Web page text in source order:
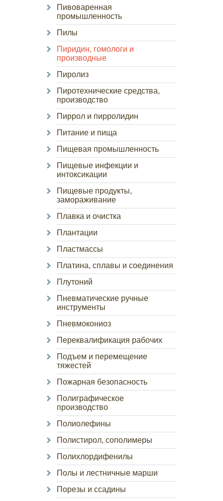
Пивоваренная
промышленность
Пилы
Пиридин, гомологи и
производные
Пиролиз
Пиротехнические средства,
производство
Пиррол и пирролидин
Питание и пища
Пищевая промышленность
Пищевые инфекции и
интоксикации
Пищевые продукты,
замораживание
Плавка и очистка
Плантации
Пластмассы
Платина, сплавы и соединения
Плутоний
Пневматические ручные
инструменты
Пневмокониоз
Переквалификация рабочих
Подъем и перемещение
тяжестей
Пожарная безопасность
Полиграфическое
производство
Полиолефины
Полистирол, сополимеры
Полихлордифенилы
Полы и лестничные марши
Порезы и ссадины